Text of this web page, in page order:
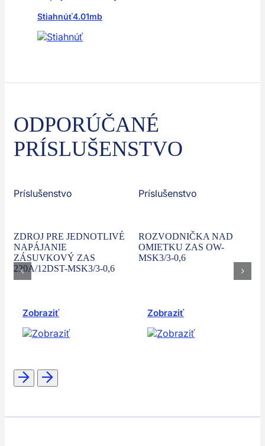
Stiahnúť4.01mb
ODPORÚČANÉ
PRÍSLUŠENSTVO
Príslušenstvo
ZDROJ PRE JEDNOTLIVÉ
NAPÁJANIE
ZÁSUVKOVÝ ZAS
230A/12DST-MSK3/3-0,6
Zobraziť
Príslušenstvo
ROZVODNIČKA NAD
OMIETKU ZAS OW-
MSK3/3-0,6
Zobraziť